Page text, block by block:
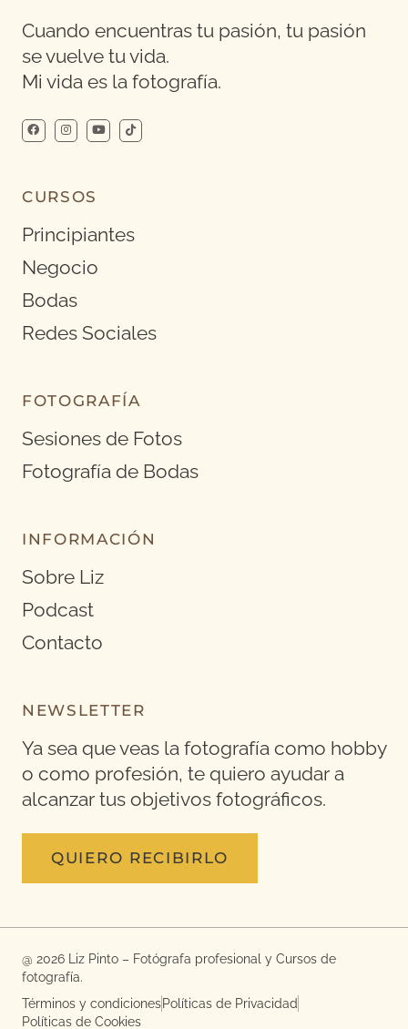
Cuando encuentras tu pasión, tu pasión
se vuelve tu vida.
Mi vida es la fotografía.
CURSOS
Principiantes
Negocio
Bodas
Redes Sociales
FOTOGRAFÍA
Sesiones de Fotos
Fotografía de Bodas
INFORMACIÓN
Sobre Liz
Podcast
Contacto
NEWSLETTER
Ya sea que veas la fotografía como hobby
o como profesión, te quiero ayudar a
alcanzar tus objetivos fotográficos.
QUIERO RECIBIRLO
@ 2026 Liz Pinto – Fotógrafa profesional y Cursos de
fotografía.
Términos y condicionesPolíticas de Privacidad
Políticas de Cookies